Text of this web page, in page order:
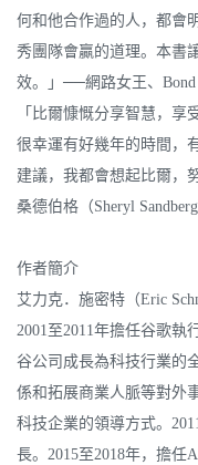
何和他合作過的人，都會
秀團隊會贏的道理。本書
效。」──網路女王、Bond
「比爾慷慨分享智慧，
很幸運有好幾年的時間，
建議，我都會想起比爾，
桑德伯格（Sheryl Sandberg
作者簡介
艾力克．施密特（Eric
2001至2011年擔任谷歌執
谷公司成長為科技行業的
係和拓展商業人脈等對外
科技企業的領導方式。
長。2015至2018年，擔任